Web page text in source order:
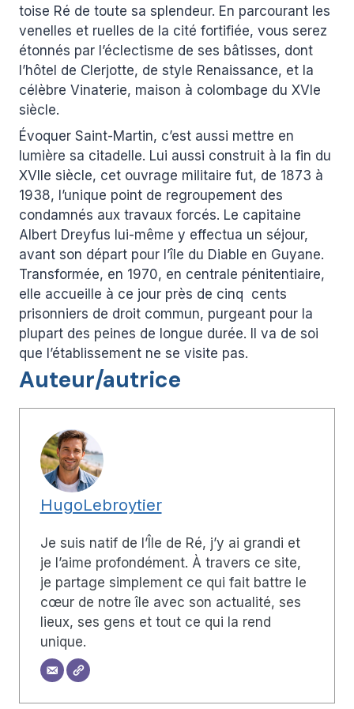
toise Ré de toute sa splendeur. En parcourant les
venelles et ruelles de la cité fortifiée, vous serez
étonnés par l’éclectisme de ses bâtisses, dont
l’hôtel de Clerjotte, de style Renaissance, et la
célèbre Vinaterie, maison à colombage du XVIe
siècle.
Évoquer Saint-Martin, c’est aussi mettre en
lumière sa citadelle. Lui aussi construit à la fin du
XVIIe siècle, cet ouvrage militaire fut, de 1873 à
1938, l’unique point de regroupement des
condamnés aux travaux forcés. Le capitaine
Albert Dreyfus lui-même y effectua un séjour,
avant son départ pour l’île du Diable en Guyane.
Transformée, en 1970, en centrale pénitentiaire,
elle accueille à ce jour près de cinq cents
prisonniers de droit commun, purgeant pour la
plupart des peines de longue durée. Il va de soi
que l’établissement ne se visite pas.
Auteur/autrice
HugoLebroytier
Je suis natif de l’Île de Ré, j’y ai grandi et
je l’aime profondément. À travers ce site,
je partage simplement ce qui fait battre le
cœur de notre île avec son actualité, ses
lieux, ses gens et tout ce qui la rend
unique.